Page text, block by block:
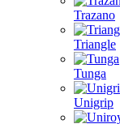
Trazano
Triangle
Tunga
Unigrip